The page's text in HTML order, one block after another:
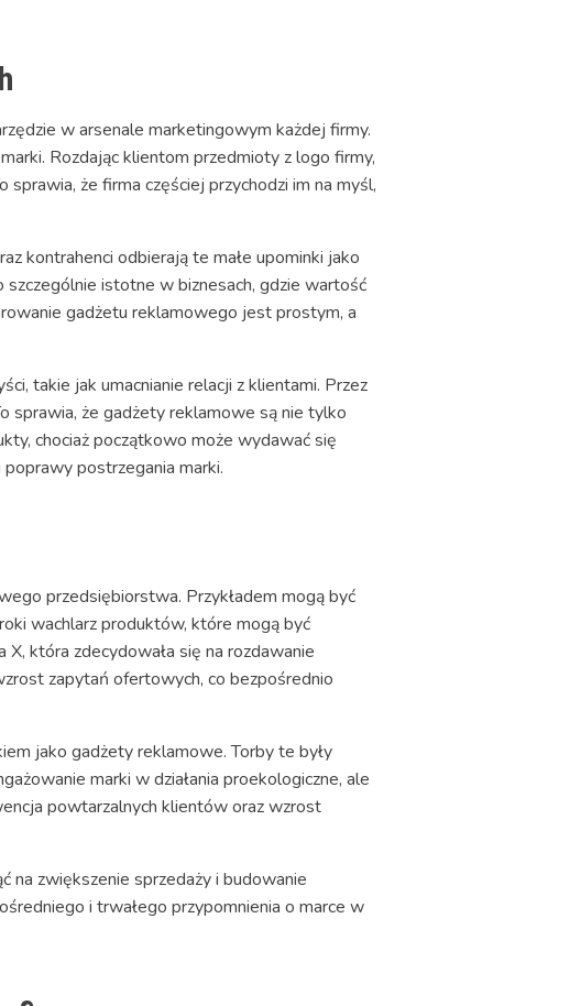
w arsenale marketingowym każdej firmy.
Rozdając klientom przedmioty z logo firmy,
że firma częściej przychodzi im na myśl,
kontrahenci odbierają te małe upominki jako
szczególnie istotne w biznesach, gdzie wartość
gadżetu reklamowego jest prostym, a
takie jak umacnianie relacji z klientami. Przez
sprawia, że gadżety reklamowe są nie tylko
chociaż początkowo może wydawać się
postrzegania marki.
przedsiębiorstwa. Przykładem mogą być
wachlarz produktów, które mogą być
która zdecydowała się na rozdawanie
zapytań ofertowych, co bezpośrednio
jako gadżety reklamowe. Torby te były
marki w działania proekologiczne, ale
powtarzalnych klientów oraz wzrost
na zwiększenie sprzedaży i budowanie
i trwałego przypomnienia o marce w